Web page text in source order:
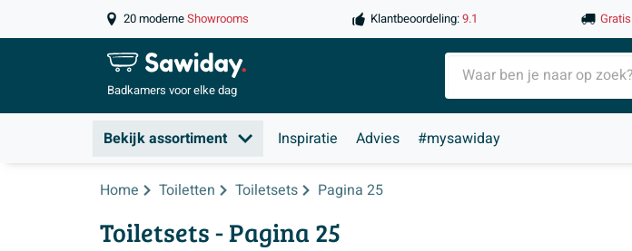
20 moderneShowrooms Klantbeoordeling:9.1 Gratis
Badkamers voor elke dag
Bekijk assortiment Inspiratie Advies #mysawiday
Home Toiletten Toiletsets Pagina 25
Toiletsets- Pagina 25